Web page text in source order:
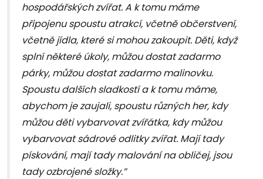
hospodářských zvířat. A k tomu máme
připojenu spoustu atrakcí, včetně občerstvení,
včetně jídla, které si mohou zakoupit. Děti, když
splní některé úkoly, můžou dostat zadarmo
párky, můžou dostat zadarmo malinovku.
Spoustu dalších sladkostí a k tomu máme,
abychom je zaujali, spoustu různých her, kdy
můžou děti vybarvovat zvířátka, kdy můžou
vybarvovat sádrové odlitky zvířat. Mají tady
pískování, mají tady malování na obličej, jsou
tady ozbrojené složky.”